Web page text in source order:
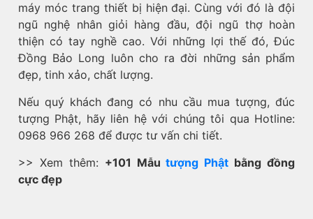
máy móc trang thiết bị hiện đại. Cùng với đó là đội
ngũ nghệ nhân giỏi hàng đầu, đội ngũ thợ hoàn
thiện có tay nghề cao. Với những lợi thế đó, Đúc
Đồng Bảo Long luôn cho ra đời những sản phẩm
đẹp, tinh xảo, chất lượng.
Nếu quý khách đang có nhu cầu mua tượng, đúc
tượng Phật, hãy liên hệ với chúng tôi qua Hotline:
0968 966 268 để được tư vấn chi tiết.
>> Xem thêm: +101 Mẫu tượng Phật bằng đồng
cực đẹp